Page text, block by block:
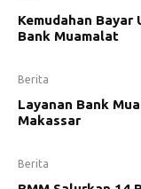
Kemudahan
Bank Muamalat
Berita
Layanan Bank
Makassar
Berita